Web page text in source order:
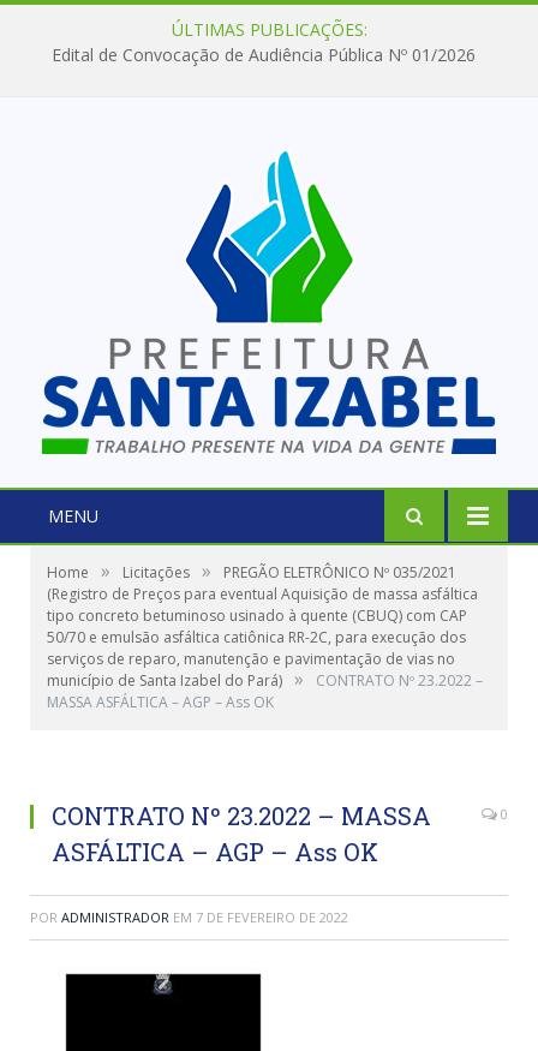
ÚLTIMAS PUBLICAÇÕES:
Edital de Convocação de Audiência Pública Nº 01/2026
MENU
Home » Licitações »
PREGÃO ELETRÔNICO Nº 035/2021
(Registro de Preços para eventual Aquisição de massa asfáltica
tipo concreto betuminoso usinado à quente (CBUQ) com CAP
50/70 e emulsão asfáltica catiônica RR-2C, para execução dos
serviços de reparo, manutenção e pavimentação de vias no
município de Santa Izabel do Pará) »
CONTRATO Nº 23.2022 –
MASSA ASFÁLTICA – AGP – Ass OK
CONTRATO Nº 23.2022 – MASSA
ASFÁLTICA – AGP – Ass OK
0
POR ADMINISTRADOR EM 7 DE FEVEREIRO DE 2022